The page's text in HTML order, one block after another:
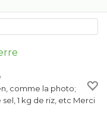
comme la photo;
1 kg de riz, etc Merci